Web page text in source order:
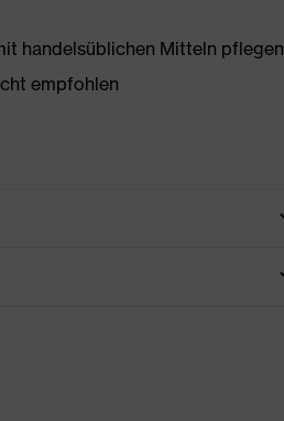
handelsüblichen Mitteln pflegen
empfohlen